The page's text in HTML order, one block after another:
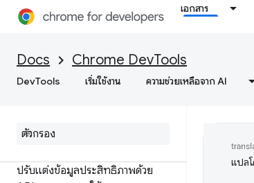
เอกสาร
Docs Chrome DevTools
DevTools เริ่มใช้งาน ความช่วยเหลือจาก AI
การอ้างอิงเหตุการณ์ในไทม์ไลน์
ประสิทธิภาพ Node
ปรับแต่งข้อมูลประสิทธิภาพด้วย
แปล